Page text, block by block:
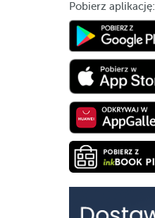
Pobierz aplikację: